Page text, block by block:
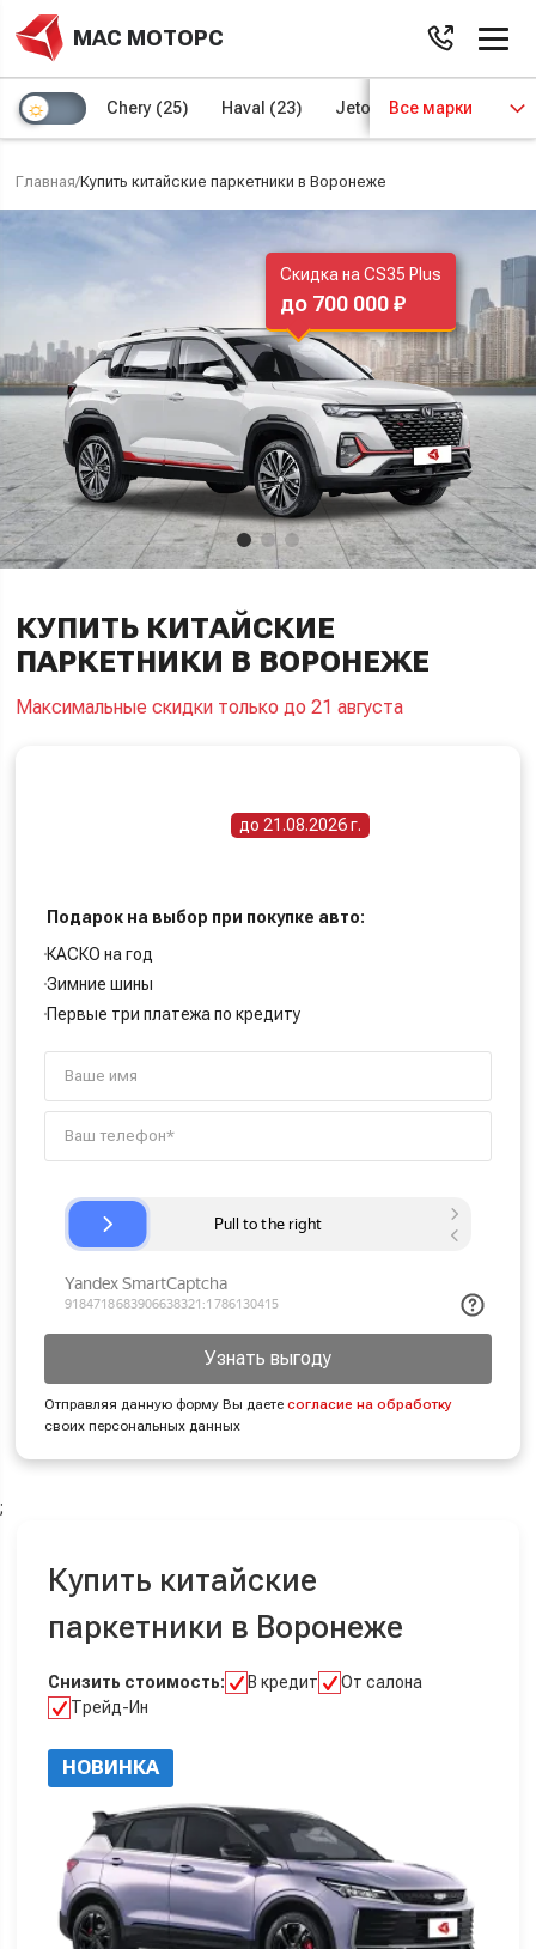
МАС МОТОРС
Chery (25) Haval (23) Jetour (8) Kaiyi (4)
Все марки
Главная/Купить китайские паркетники в Воронеже
КУПИТЬ КИТАЙСКИЕ
ПАРКЕТНИКИ В ВОРОНЕЖЕ
Максимальные скидки только до 21 августа
до 21.08.2026 г.
Подарок на выбор при покупке авто:
КАСКО на год
Зимние шины
Первые три платежа по кредиту
Узнать выгоду
Отправляя данную форму Вы даетесогласие на обработку
своих персональных данных
Скидка на CS35 Plus
до 700 000 ₽
;
Купить китайские
паркетники в Воронеже
Снизить стоимость: В кредит
От салона
Трейд-Ин
НОВИНКА